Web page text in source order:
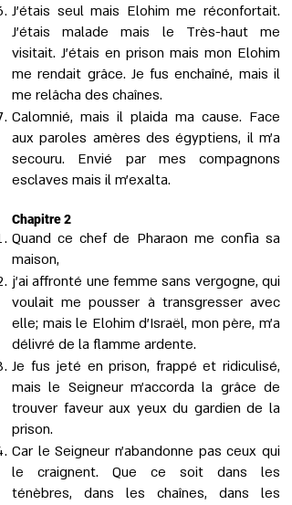
J’étais seul mais Elohim me réconfortait.
J’étais malade mais le Très-haut me
visitait. J’étais en prison mais mon Elohim
me rendait grâce. Je fus enchaîné, mais il
me relâcha des chaînes.
Calomnié, mais il plaida ma cause. Face
aux paroles amères des égyptiens, il m’a
secouru. Envié par mes compagnons
esclaves mais il m’exalta.
Chapitre 2
Quand ce chef de Pharaon me confia sa
maison,
j'ai affronté une femme sans vergogne, qui
voulait me pousser à transgresser avec
elle; mais le Elohim d'Israël, mon père, m'a
délivré de la flamme ardente.
Je fus jeté en prison, frappé et ridiculisé,
mais le Seigneur m'accorda la grâce de
trouver faveur aux yeux du gardien de la
prison.
Car le Seigneur n’abandonne pas ceux qui
le craignent. Que ce soit dans les
ténèbres, dans les chaînes, dans les